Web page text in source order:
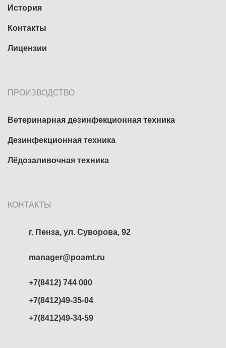
История
Контакты
Лицензии
ПРОИЗВОДСТВО
Ветеринарная дезинфекционная техника
Дезинфекционная техника
Лёдозаливочная техника
КОНТАКТЫ
г. Пенза, ул. Суворова, 92
manager@poamt.ru
+7(8412) 744 000
+7(8412)49-35-04
+7(8412)49-34-59